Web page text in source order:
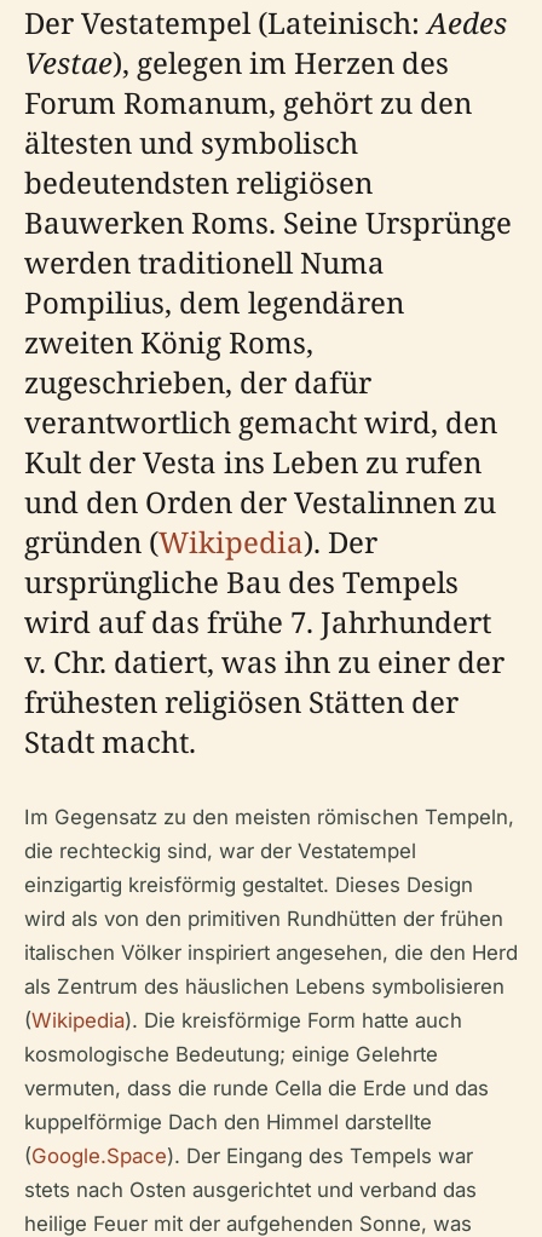
Der Vestatempel (Lateinisch:Aedes
Vestae), gelegen im Herzen des
Forum Romanum, gehört zu den
ältesten und symbolisch
bedeutendsten religiösen
Bauwerken Roms. Seine Ursprünge
werden traditionell Numa
Pompilius, dem legendären
zweiten König Roms,
zugeschrieben, der dafür
verantwortlich gemacht wird, den
Kult der Vesta ins Leben zu rufen
und den Orden der Vestalinnen zu
gründen (Wikipedia). Der
ursprüngliche Bau des Tempels
wird auf das frühe 7. Jahrhundert
v. Chr. datiert, was ihn zu einer der
frühesten religiösen Stätten der
Stadt macht.
Im Gegensatz zu den meisten römischen Tempeln,
die rechteckig sind, war der Vestatempel
einzigartig kreisförmig gestaltet. Dieses Design
wird als von den primitiven Rundhütten der frühen
italischen Völker inspiriert angesehen, die den Herd
als Zentrum des häuslichen Lebens symbolisieren
(Wikipedia). Die kreisförmige Form hatte auch
kosmologische Bedeutung; einige Gelehrte
vermuten, dass die runde Cella die Erde und das
kuppelförmige Dach den Himmel darstellte
(Google.Space). Der Eingang des Tempels war
stets nach Osten ausgerichtet und verband das
heilige Feuer mit der aufgehenden Sonne, was